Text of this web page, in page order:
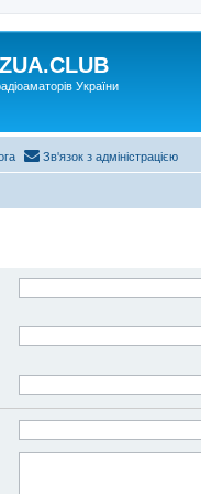
України
Зв'язок з адміністрацією